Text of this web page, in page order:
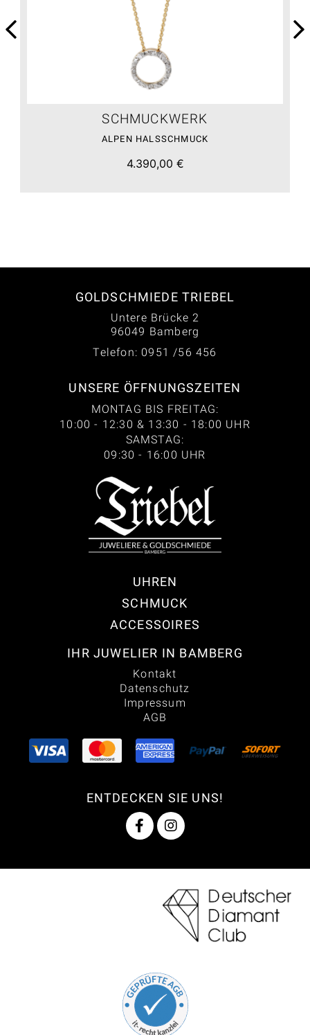
SCHMUCKWERK
ALPEN HALSSCHMUCK
4.390,00 €
GOLDSCHMIEDE TRIEBEL
Untere Brücke 2
96049 Bamberg
Telefon: 0951 /56 456
UNSERE ÖFFNUNGSZEITEN
MONTAG BIS FREITAG:
10:00 - 12:30 & 13:30 - 18:00 UHR
SAMSTAG:
09:30 - 16:00 UHR
UHREN
SCHMUCK
ACCESSOIRES
IHR JUWELIER IN BAMBERG
Kontakt
Datenschutz
Impressum
AGB
ENTDECKEN SIE UNS!